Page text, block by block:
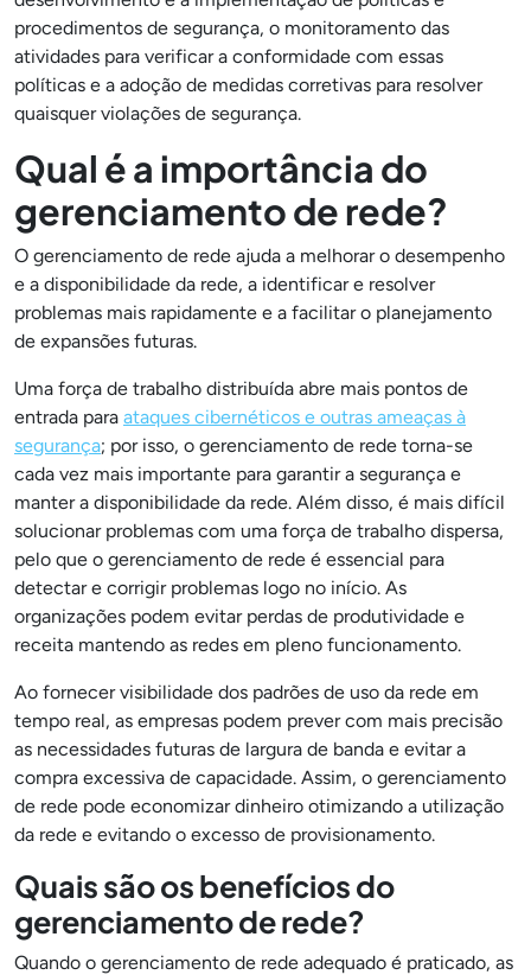
procedimentos de segurança, o monitoramento das
atividades para verificar a conformidade com essas
políticas e a adoção de medidas corretivas para resolver
quaisquer violações de segurança.
Qual é a importância do
gerenciamento de rede?
O gerenciamento de rede ajuda a melhorar o desempenho
e a disponibilidade da rede, a identificar e resolver
problemas mais rapidamente e a facilitar o planejamento
de expansões futuras.
Uma força de trabalho distribuída abre mais pontos de
entrada para ataques cibernéticos e outras ameaças à
segurança; por isso, o gerenciamento de rede torna-se
cada vez mais importante para garantir a segurança e
manter a disponibilidade da rede. Além disso, é mais difícil
solucionar problemas com uma força de trabalho dispersa,
pelo que o gerenciamento de rede é essencial para
detectar e corrigir problemas logo no início. As
organizações podem evitar perdas de produtividade e
receita mantendo as redes em pleno funcionamento.
Ao fornecer visibilidade dos padrões de uso da rede em
tempo real, as empresas podem prever com mais precisão
as necessidades futuras de largura de banda e evitar a
compra excessiva de capacidade. Assim, o gerenciamento
de rede pode economizar dinheiro otimizando a utilização
da rede e evitando o excesso de provisionamento.
Quais são os benefícios do
gerenciamento de rede?
Quando o gerenciamento de rede adequado é praticado, as